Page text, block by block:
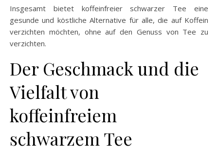
Insgesamt bietet koffeinfreier schwarzer Tee eine
gesunde und köstliche Alternative für alle, die auf Koffein
verzichten möchten, ohne auf den Genuss von Tee zu
verzichten.
Der Geschmack und die
Vielfalt von
koffeinfreiem
schwarzem Tee